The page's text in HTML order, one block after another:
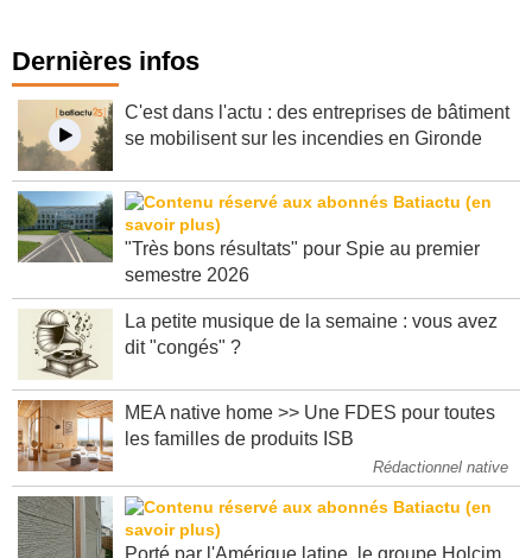
Dernières infos
C'est dans l'actu : des entreprises de bâtiment
"Très bons résultats" pour Spie au premier
La petite musique de la semaine : vous avez
MEA native home >> Une FDES pour toutes
Rédactionnel native